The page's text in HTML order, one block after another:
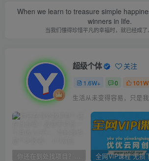
When we learn to treasure simple
winners in life.
当我们懂得珍惜平凡的幸福时，就已经成了
超级个体 关注
1.6W+ 0
生活从未变得容易，只是
你还在到处找项目？还在当韭菜？我靠卖项目一个月收入5万+，曾经我也是个失败者。